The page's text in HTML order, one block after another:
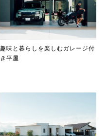
趣味と暮らしを楽しむガレージ付
き平屋